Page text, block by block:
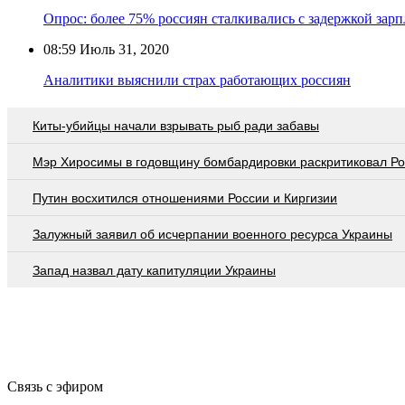
Опрос: более 75% россиян сталкивались с задержкой
08:59 Июль 31, 2020
Аналитики выяснили страх работающих россиян
Киты-убийцы начали взрывать рыб ради забавы
Мэр Хиросимы в годовщину бомбардировки раскритиковал
Путин восхитился отношениями России и Киргизии
Залужный заявил об исчерпании военного ресурса Украины
Запад назвал дату капитуляции Украины
Связь с эфиром